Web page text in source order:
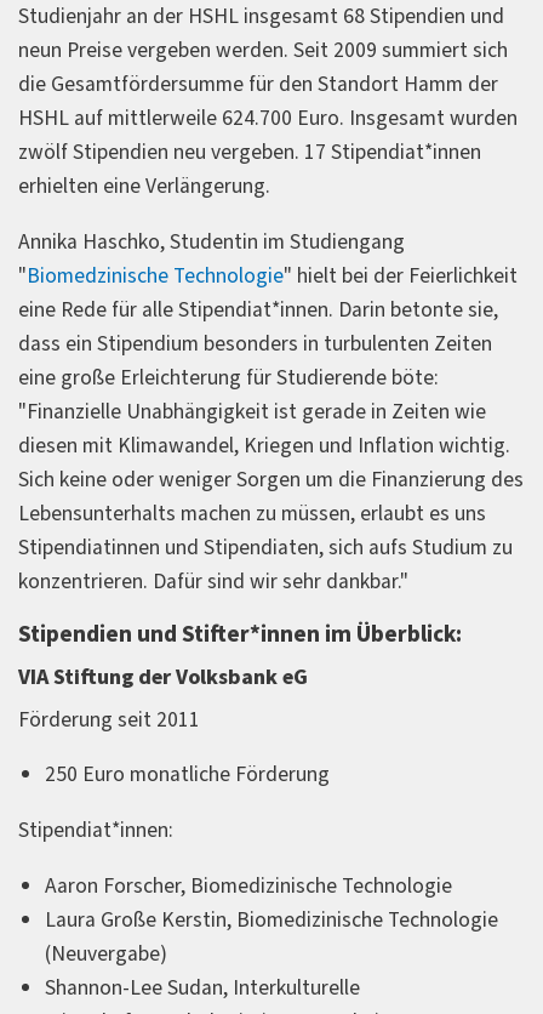
Studienjahr an der HSHL insgesamt 68 Stipendien und
neun Preise vergeben werden. Seit 2009 summiert sich
die Gesamtfördersumme für den Standort Hamm der
HSHL auf mittlerweile 624.700 Euro. Insgesamt wurden
zwölf Stipendien neu vergeben. 17 Stipendiat*innen
erhielten eine Verlängerung.
Annika Haschko, Studentin im Studiengang
"Biomedzinische Technologie" hielt bei der Feierlichkeit
eine Rede für alle Stipendiat*innen. Darin betonte sie,
dass ein Stipendium besonders in turbulenten Zeiten
eine große Erleichterung für Studierende böte:
"Finanzielle Unabhängigkeit ist gerade in Zeiten wie
diesen mit Klimawandel, Kriegen und Inflation wichtig.
Sich keine oder weniger Sorgen um die Finanzierung des
Lebensunterhalts machen zu müssen, erlaubt es uns
Stipendiatinnen und Stipendiaten, sich aufs Studium zu
konzentrieren. Dafür sind wir sehr dankbar."
Stipendien und Stifter*innen im Überblick:
VIA Stiftung der Volksbank eG
Förderung seit 2011
250 Euro monatliche Förderung
Stipendiat*innen:
Aaron Forscher, Biomedizinische Technologie
Laura Große Kerstin, Biomedizinische Technologie
(Neuvergabe)
Shannon-Lee Sudan, Interkulturelle